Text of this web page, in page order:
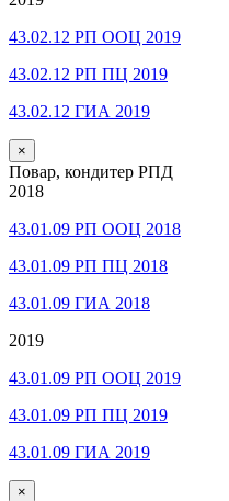
43.02.12 РП ООЦ 2019
43.02.12 РП ПЦ 2019
43.02.12 ГИА 2019
×
Повар, кондитер РПД
2018
43.01.09 РП ООЦ 2018
43.01.09 РП ПЦ 2018
43.01.09 ГИА 2018
2019
43.01.09 РП ООЦ 2019
43.01.09 РП ПЦ 2019
43.01.09 ГИА 2019
×